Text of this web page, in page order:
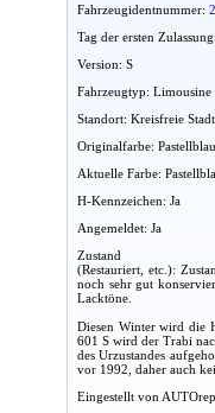
Fahrzeugidentnummer:
Tag der ersten
Version: S
Fahrzeugtyp: Limousine
Standort: Kreisfreie
Originalfarbe:
Aktuelle Farbe:
H-Kennzeichen: Ja
Angemeldet: Ja
Zustand
(Restauriert, etc.):
noch sehr gut
Lacktöne.
Diesen Winter wird die
601 S wird der Trabi
des Urzustandes
vor 1992, daher auch
Eingestellt von